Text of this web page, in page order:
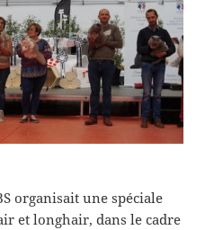
organisait une spéciale
et longhair, dans le cadre